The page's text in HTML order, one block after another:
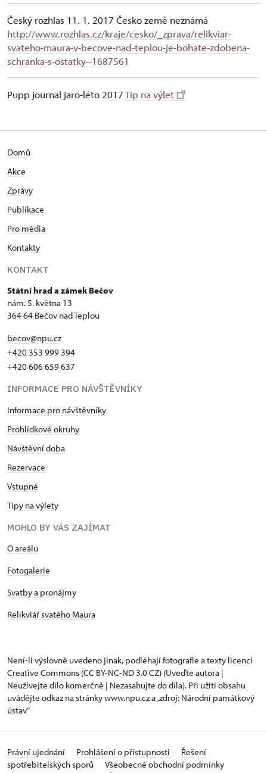
Český rozhlas 11. 1. 2017 Česko země neznámá
http://www.rozhlas.cz/kraje/cesko/_zprava/relikviar-
svateho-maura-v-becove-nad-teplou-je-bohate-zdobena-
schranka-s-ostatky--1687561
Pupp journal jaro-léto 2017Tip na výlet
Domů
Akce
Zprávy
Publikace
Pro média
Kontakty
KONTAKT
Státní hrad a zámek Bečov
nám. 5. května 13
364 64 Bečov nad Teplou
becov@npu.cz
+420 353 999 394
+420 606 659 637
INFORMACE PRO NÁVŠTĚVNÍKY
Informace pro návštěvníky
Prohlídkové okruhy
Návštěvní doba
Rezervace
Vstupné
Tipy na výlety
MOHLO BY VÁS ZAJÍMAT
O areálu
Fotogalerie
Svatby a pronájmy
Relikviář svatého Maura
Není-li výslovně uvedeno jinak, podléhají fotografie a texty licenci
Creative Commons (CC BY-NC-ND 3.0 CZ) (Uveďte autora |
Neužívejte dílo komerčně | Nezasahujte do díla). Při užití obsahu
uvádějte odkaz na stránky www.npu.cz a „zdroj: Národní památkový
ústav“
Právní ujednání Prohlášení o přístupnosti
Řešení
spotřebitelských sporů
Všeobecné obchodní podmínky